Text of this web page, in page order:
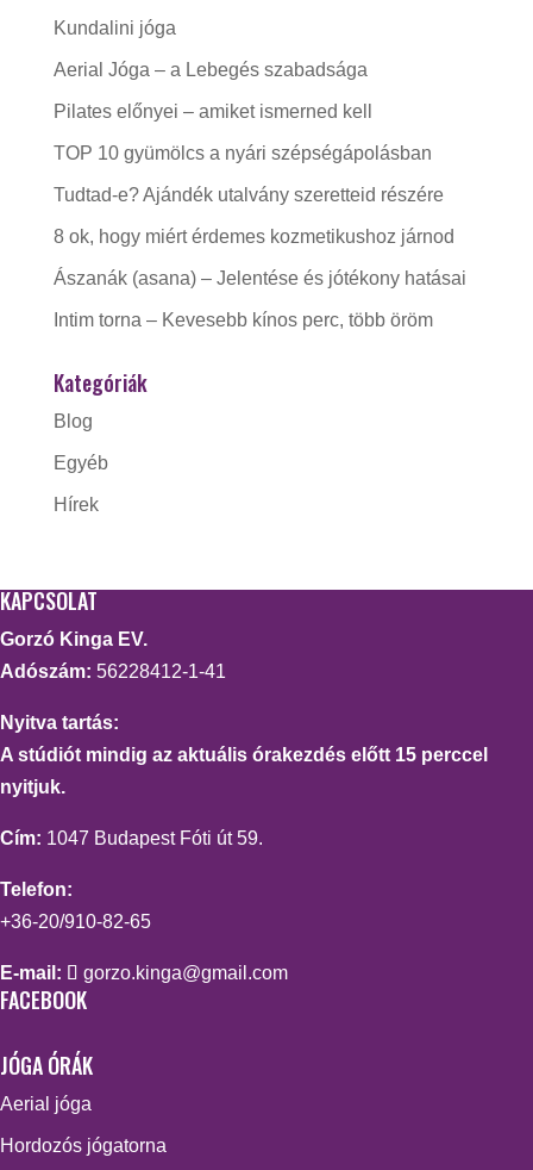
Kundalini jóga
Aerial Jóga – a Lebegés szabadsága
Pilates előnyei – amiket ismerned kell
TOP 10 gyümölcs a nyári szépségápolásban
Tudtad-e? Ajándék utalvány szeretteid részére
8 ok, hogy miért érdemes kozmetikushoz járnod
Ászanák (asana) – Jelentése és jótékony hatásai
Intim torna – Kevesebb kínos perc, több öröm
Kategóriák
Blog
Egyéb
Hírek
KAPCSOLAT
Gorzó Kinga EV.
Adószám: 56228412-1-41
Nyitva tartás:
A stúdiót mindig az aktuális órakezdés előtt 15 perccel
nyitjuk.
Cím: 1047 Budapest Fóti út 59.
Telefon:
+36-20/910-82-65
E-mail: gorzo.kinga@gmail.com
FACEBOOK
JÓGA ÓRÁK
Aerial jóga
Hordozós jógatorna